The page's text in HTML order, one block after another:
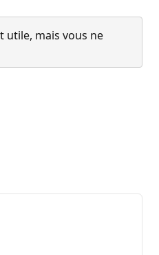
utile, mais vous ne